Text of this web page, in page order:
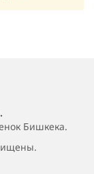
Бишкека.